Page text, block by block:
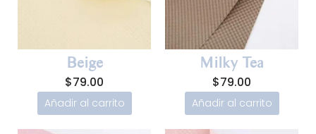
Beige
$79.00
Añadir al carrito
Milky Tea
$79.00
Añadir al carrito